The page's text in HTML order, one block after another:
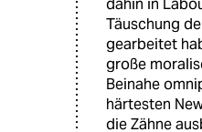
dahin in
Täuschung
gearbeitet
große
Beinahe
härtesten
die Zähne